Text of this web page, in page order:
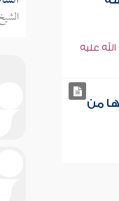
عليه
من